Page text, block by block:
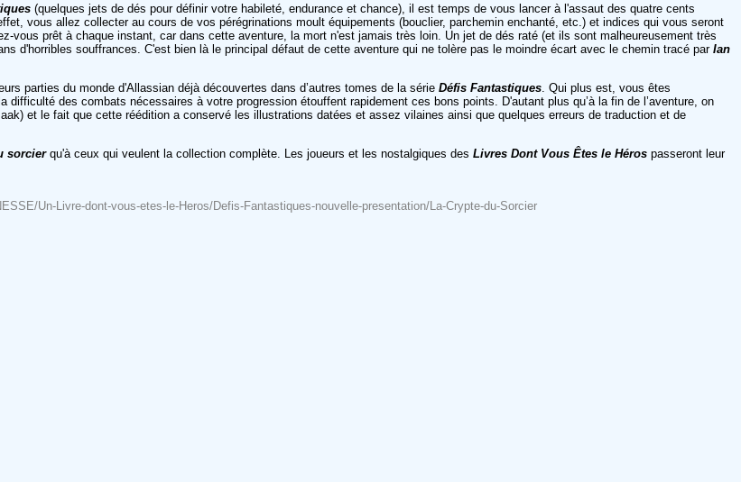
(quelques jets de dés pour définir votre habileté, endurance et chance), il est temps de vous lancer à l'assaut des quatre cents
vous allez collecter au cours de vos pérégrinations moult équipements (bouclier, parchemin enchanté, etc.) et indices qui vous seront
vous prêt à chaque instant, car dans cette aventure, la mort n'est jamais très loin. Un jet de dés raté (et ils sont malheureusement très
d'horribles souffrances. C'est bien là le principal défaut de cette aventure qui ne tolère pas le moindre écart avec le chemin tracé par Ian
parties du monde d'Allassian déjà découvertes dans d’autres tomes de la série Défis Fantastiques . Qui plus est, vous êtes
des combats nécessaires à votre progression étouffent rapidement ces bons points. D'autant plus qu’à la fin de l’aventure, on
et le fait que cette réédition a conservé les illustrations datées et assez vilaines ainsi que quelques erreurs de traduction et de
sorcierqu'à ceux qui veulent la collection complète. Les joueurs et les nostalgiques des Livres Dont Vous Êtes le Héros passeront leur
Un-Livre-dont-vous-etes-le-Heros/Defis-Fantastiques-nouvelle-presentation/La-Crypte-du-Sorcier